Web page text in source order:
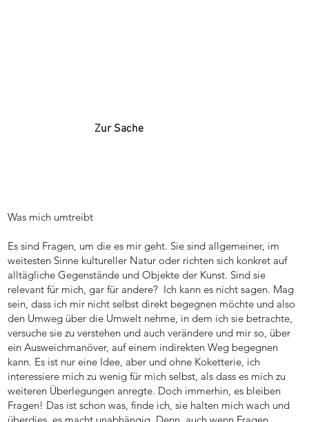
Zur Sache
Was mich umtreibt
Es sind Fragen, um die es mir geht. Sie sind allgemeiner, im
weitesten Sinne kultureller Natur oder richten sich konkret auf
alltägliche Gegenstände und Objekte der Kunst. Sind sie
relevant für mich, gar für andere? Ich kann es nicht sagen. Mag
sein, dass ich mir nicht selbst direkt begegnen möchte und also
den Umweg über die Umwelt nehme, in dem ich sie betrachte,
versuche sie zu verstehen und auch verändere und mir so, über
ein Ausweichmanöver, auf einem indirekten Weg begegnen
kann. Es ist nur eine Idee, aber und ohne Koketterie, ich
interessiere mich zu wenig für mich selbst, als dass es mich zu
weiteren Überlegungen anregte. Doch immerhin, es bleiben
Fragen! Das ist schon was, finde ich, sie halten mich wach und